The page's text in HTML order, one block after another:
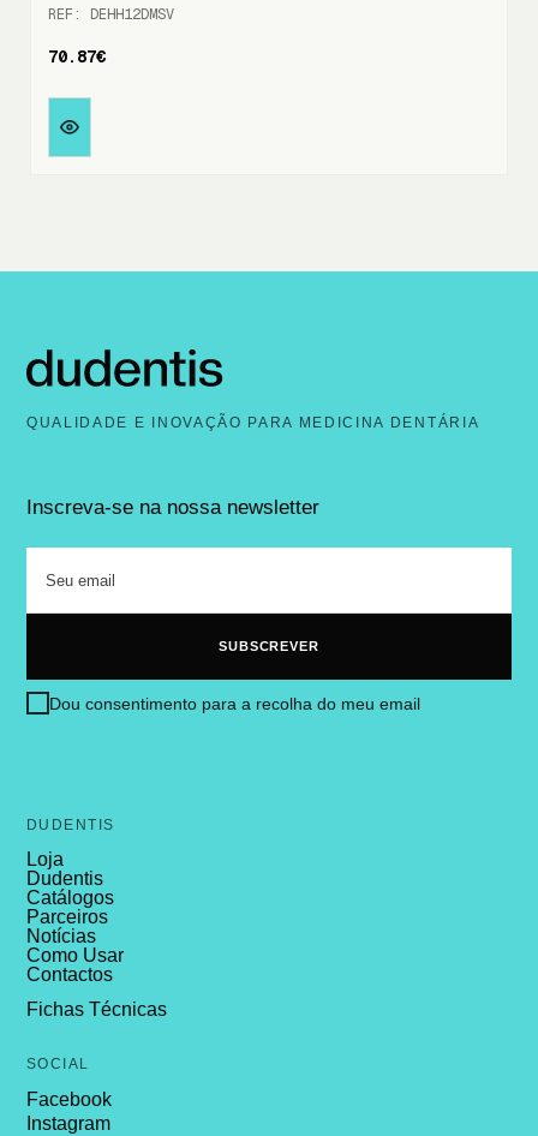
REF: DEHH12DMSV
70.87€
QUALIDADE E INOVAÇÃO PARA MEDICINA DENTÁRIA
Inscreva-se na nossa newsletter
Dou consentimento para a recolha do meu email
DUDENTIS
Loja
Dudentis
Catálogos
Parceiros
Notícias
Como Usar
Contactos
Fichas Técnicas
SOCIAL
Facebook
Instagram